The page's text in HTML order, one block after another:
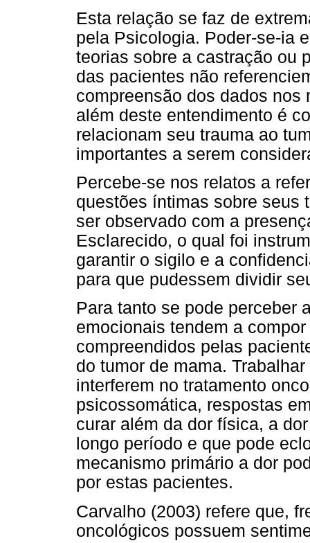
Esta relação se faz de
pela Psicologia. Poder-se-ia
teorias sobre a castração ou
das pacientes não
compreensão dos dados nos
além deste entendimento é
relacionam seu trauma ao
importantes a serem
Percebe-se nos relatos a
questões íntimas sobre seus
ser observado com a
Esclarecido, o qual foi
garantir o sigilo e a
para que pudessem dividir
Para tanto se pode perceber
emocionais tendem a
compreendidos pelas
do tumor de mama.
interferem no tratamento
psicossomática, respostas
curar além da dor física, a
longo período e que pode
mecanismo primário a dor
por estas pacientes.
Carvalho (2003) refere que,
oncológicos possuem